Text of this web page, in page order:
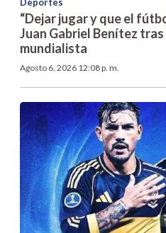
“Dejar jugar y que el
Juan Gabriel Benítez
mundialista
Agosto 6, 2026 12:08 p. m.